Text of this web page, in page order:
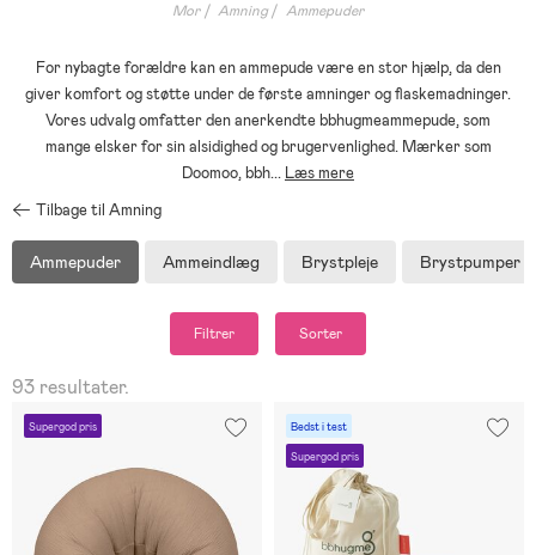
Mor Amning Ammepuder
For nybagte forældre kan en ammepude være en stor hjælp, da den
giver komfort og støtte under de første amninger og flaskemadninger.
Vores udvalg omfatter den anerkendte bbhugmeammepude, som
mange elsker for sin alsidighed og brugervenlighed. Mærker som
Doomoo, bbh... Læs mere
Tilbage til Amning
Ammepuder Ammeindlæg Brystpleje Brystpumper
Filtrer Sorter
93 resultater.
Supergod pris Bedst i test
Supergod pris